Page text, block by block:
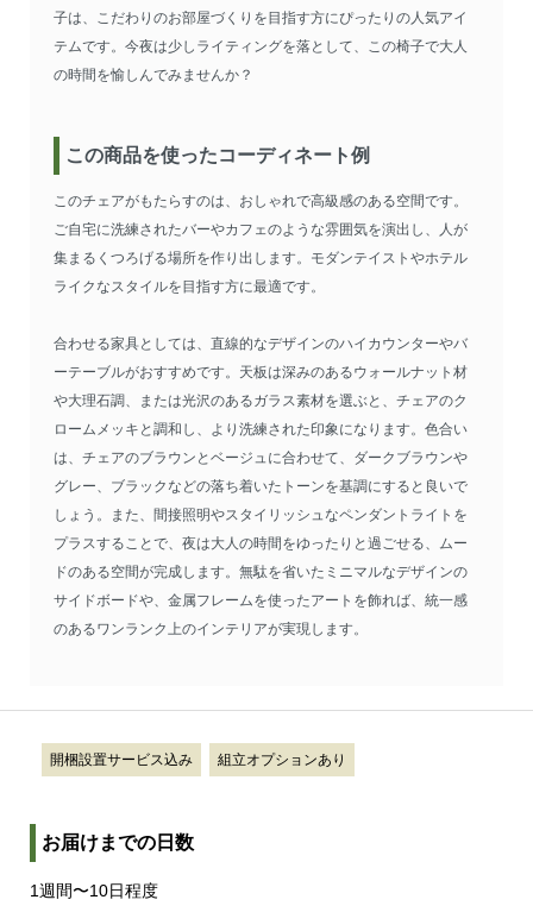
子は、こだわりのお部屋づくりを目指す方にぴったりの人気アイ
テムです。今夜は少しライティングを落として、この椅子で大人
の時間を愉しんでみませんか？
この商品を使ったコーディネート例
このチェアがもたらすのは、おしゃれで高級感のある空間です。
ご自宅に洗練されたバーやカフェのような雰囲気を演出し、人が
集まるくつろげる場所を作り出します。モダンテイストやホテル
ライクなスタイルを目指す方に最適です。
合わせる家具としては、直線的なデザインのハイカウンターやバ
ーテーブルがおすすめです。天板は深みのあるウォールナット材
や大理石調、または光沢のあるガラス素材を選ぶと、チェアのク
ロームメッキと調和し、より洗練された印象になります。色合い
は、チェアのブラウンとベージュに合わせて、ダークブラウンや
グレー、ブラックなどの落ち着いたトーンを基調にすると良いで
しょう。また、間接照明やスタイリッシュなペンダントライトを
プラスすることで、夜は大人の時間をゆったりと過ごせる、ムー
ドのある空間が完成します。無駄を省いたミニマルなデザインの
サイドボードや、金属フレームを使ったアートを飾れば、統一感
のあるワンランク上のインテリアが実現します。
開梱設置サービス込み 組立オプションあり
お届けまでの日数
1週間〜10日程度